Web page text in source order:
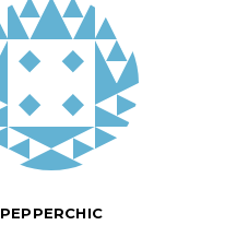
PEPPERCHIC